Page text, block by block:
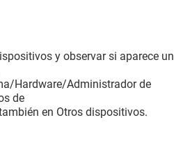
y observar si aparece un
Hardware/Administrador de
de
en Otros dispositivos.